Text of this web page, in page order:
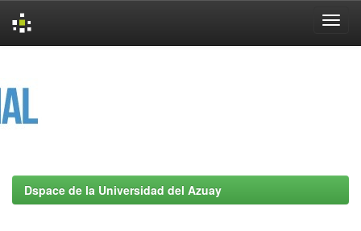
Dspace de la Universidad del Azuay